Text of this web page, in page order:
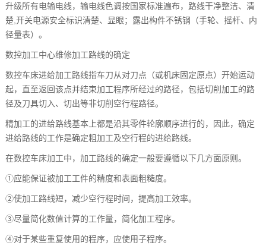
升级所有电输电线，输电线色调按国家标准遍布，路线干净整洁、清
楚,开关电源安全标识清楚、显眼；露出构件不锈钢（手轮、摇杆、内
径量表）。
数控加工中心维修加工路线的确定
数控车床进给加工路线指车刀从对刀点（或机床固定原点）开始运动
起，直至返回该点并结束加工程序所经过的路径，包括切削加工的路
径及刀具切入、切出等非切削空行程路径。
精加工的进给路线基本上都是沿其零件轮廓顺序进行的，因此，确定
进给路线的工作是确定粗加工及空行程的进给路线。
在数控车床加工中，加工路线的确定一般要遵循以下几方面原则。
①应能保证被加工工件的精度和表面粗糙度。
②使加工路线短，减少空行程时间，提高加工效率。
③尽量简化数值计算的工作量，简化加工程序。
④对于某些重复使用的程序，应使用子程序。